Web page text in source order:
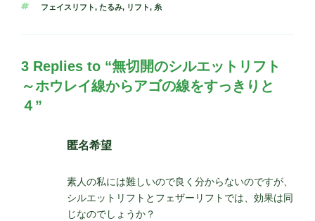
ゴ
ー
タ
フェイスリフト, たるみ, リフト, 糸
3 Replies to “無切開のシルエットリフト
～ホウレイ線からアゴの線をすっきりと
４”
匿名希望
素人の私には難しいので良く分からないのですが、
シルエットリフトとフェザーリフトでは、効果は同
じなのでしょうか？